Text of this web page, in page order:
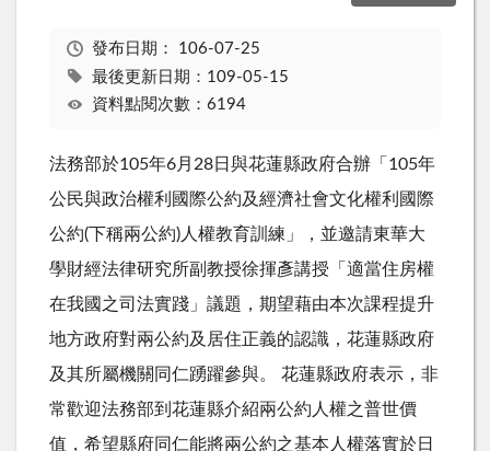
發布日期： 106-07-25
最後更新日期：109-05-15
資料點閱次數：6194
法務部於105年6月28日與花蓮縣政府合辦「105年
公民與政治權利國際公約及經濟社會文化權利國際
公約(下稱兩公約)人權教育訓練」，並邀請東華大
學財經法律研究所副教授徐揮彥講授「適當住房權
在我國之司法實踐」議題，期望藉由本次課程提升
地方政府對兩公約及居住正義的認識，花蓮縣政府
及其所屬機關同仁踴躍參與。 花蓮縣政府表示，非
常歡迎法務部到花蓮縣介紹兩公約人權之普世價
值，希望縣府同仁能將兩公約之基本人權落實於日